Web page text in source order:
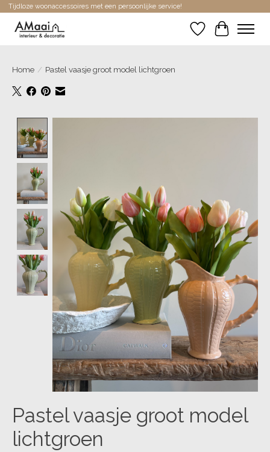
Tijdloze woonaccessoires met een persoonlijke service!
Verlanglijst
Home / Pastel vaasje groot model lichtgroen
Pastel vaasje groot model
lichtgroen